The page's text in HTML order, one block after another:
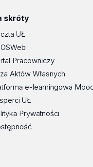
skróty
UŁ
Pracowniczy
Aktów Własnych
e-learningowa
UŁ
Prywatności